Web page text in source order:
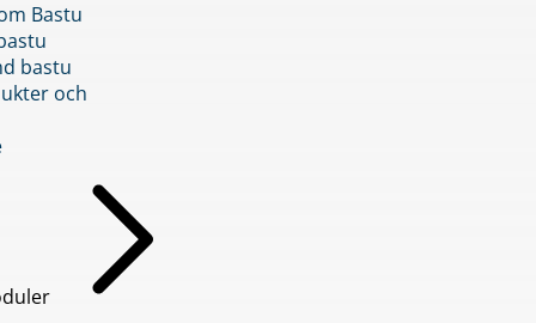
Bastu
bastu
och